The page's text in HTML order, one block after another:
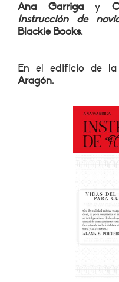
Ana Garrigay
Instrucción de
Blackie Books.
En el edificio de la
Aragón.